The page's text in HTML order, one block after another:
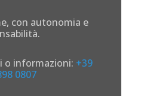
con autonomia e
o informazioni: +39
0807